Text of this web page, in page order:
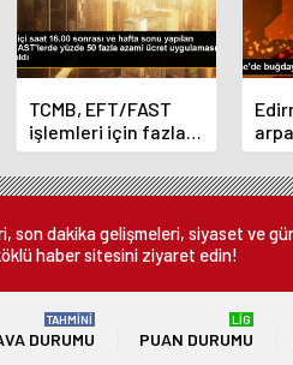
TCMB, EFT/FAST
işlemleri için fazla
ücret uygulamasını
kaldırdı
son dakika gelişmeleri, siyaset ve
haber sitesini ziyaret edin!
DURUMU
TAHMİNİ
PUAN DURUMU
LİG